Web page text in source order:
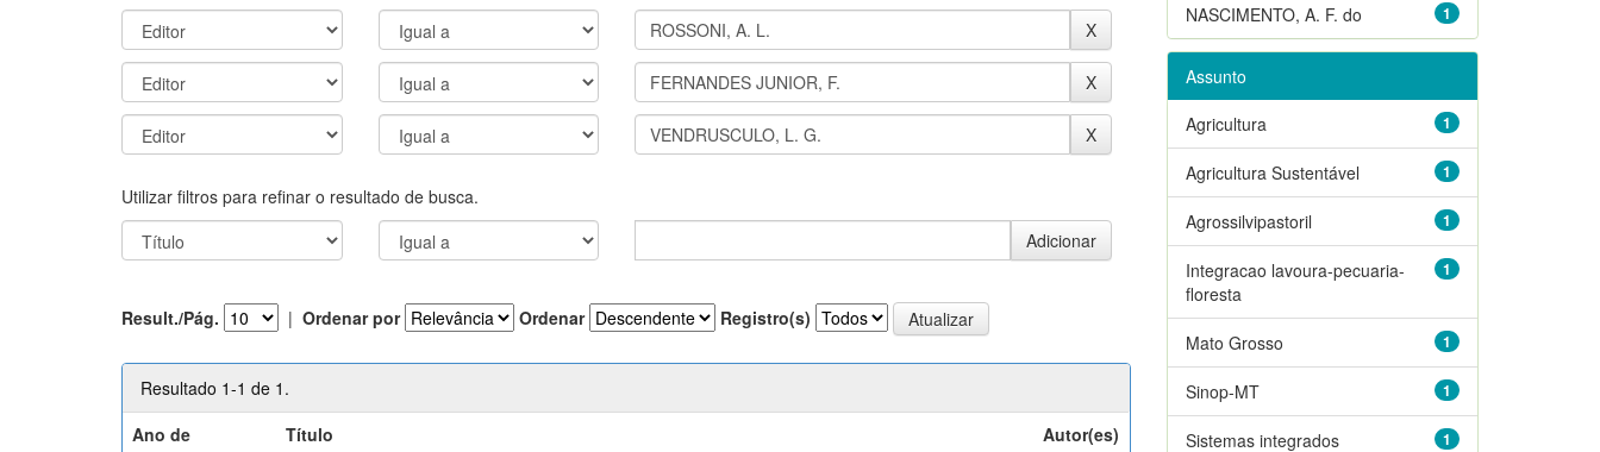
Utilizar filtros para refinar o resultado de busca.
Result./Pág. | Ordenar por Ordenar Registro(s)
Resultado 1-1 de 1.
Ano de
Título Autor(es)
1
NASCIMENTO, A. F. do
Assunto
1
Agricultura
1
Agricultura Sustentável
1
Agrossilvipastoril
1
Integracao lavoura-pecuaria-
floresta
1
Mato Grosso
1
Sinop-MT
1
Sistemas integrados